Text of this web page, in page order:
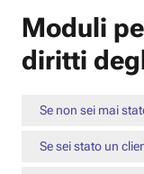
Moduli
diritti
Se non sei mai
Se sei stato un